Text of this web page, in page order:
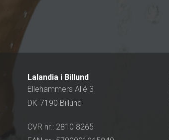
Lalandia i Billund
Ellehammers Allé 3
DK-7190 Billund
CVR nr.: 2810 8265